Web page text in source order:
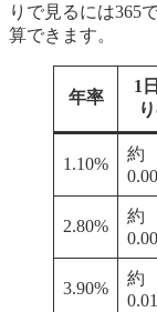
りで見るには365
算できます。
年率
1
1.10%
約
2.80%
約
3.90%
約